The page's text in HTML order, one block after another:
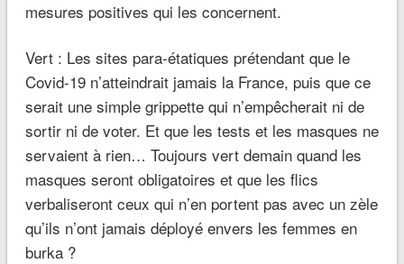
mesures positives qui les concernent.
Vert : Les sites para-étatiques prétendant que le
Covid-19 n’atteindrait jamais la France, puis que ce
serait une simple grippette qui n’empêcherait ni de
sortir ni de voter. Et que les tests et les masques ne
servaient à rien… Toujours vert demain quand les
masques seront obligatoires et que les flics
verbaliseront ceux qui n’en portent pas avec un zèle
qu’ils n’ont jamais déployé envers les femmes en
burka ?